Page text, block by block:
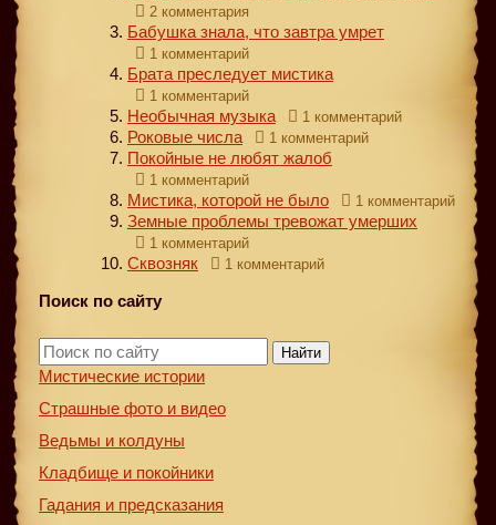
2 комментария
Бабушка знала, что завтра умрет
1 комментарий
Брата преследует мистика
1 комментарий
Необычная музыка 1 комментарий
Роковые числа 1 комментарий
Покойные не любят жалоб
1 комментарий
Мистика, которой не было 1 комментарий
Земные проблемы тревожат умерших
1 комментарий
Сквозняк 1 комментарий
Поиск по сайту
Найти
Мистические истории
Страшные фото и видео
Ведьмы и колдуны
Кладбище и покойники
Гадания и предсказания